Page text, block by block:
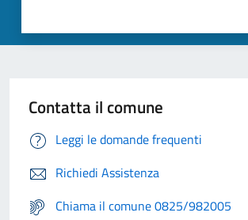
Contatta il comune
Leggi le domande frequenti
Richiedi Assistenza
Chiama il comune 0825/982005